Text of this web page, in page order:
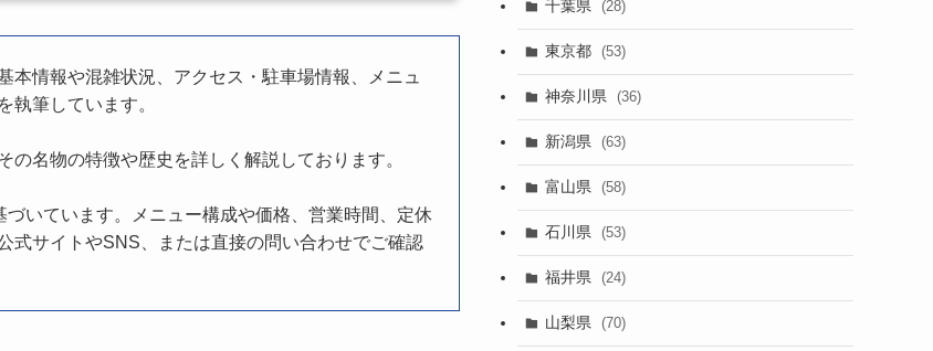
情報や混雑状況、アクセス・駐車場情報、メニュ
執筆しています。
名物の特徴や歴史を詳しく解説しております。
いています。メニュー構成や価格、営業時間、定休
式サイトやSNS、または直接の問い合わせでご確認
千葉県 (28)
東京都 (53)
神奈川県 (36)
新潟県 (63)
富山県 (58)
石川県 (53)
福井県 (24)
山梨県 (70)